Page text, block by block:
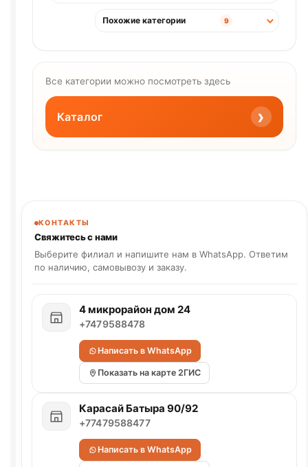
Похожие категории 9
Все категории можно посмотреть здесь
Каталог ›
КОНТАКТЫ
Свяжитесь с нами
Выберите филиал и напишите нам в WhatsApp. Ответим
по наличию, самовывозу и заказу.
4 микрорайон дом 24
+7479588478
Написать в WhatsApp
Показать на карте 2ГИС
Карасай Батыра 90/92
+77479588477
Написать в WhatsApp